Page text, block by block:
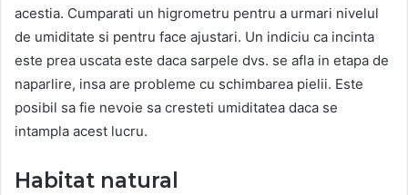
acestia. Cumparati un higrometru pentru a urmari nivelul
de umiditate si pentru face ajustari. Un indiciu ca incinta
este prea uscata este daca sarpele dvs. se afla in etapa de
naparlire, insa are probleme cu schimbarea pielii. Este
posibil sa fie nevoie sa cresteti umiditatea daca se
intampla acest lucru.
Habitat natural